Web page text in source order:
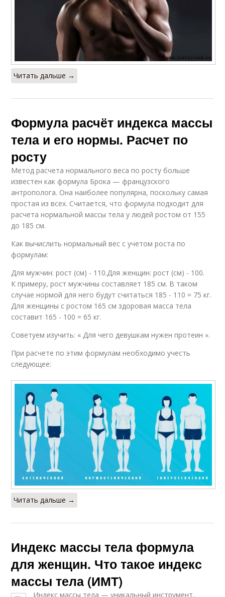
Читать дальше →
Формула расчёт индекса массы
тела и его нормы. Расчет по
росту
Метод расчета нормального веса по росту больше
известен как формула Брока — французского
антрополога. Она наиболее популярна, поскольку самая
простая из всех. Считается, что формула подходит для
расчета нормальной массы тела у людей ростом от 155
до 185 см.
Как вычислить нормальный вес с учетом роста по
формулам:
Для мужчин: рост (см) - 110.Для женщин: рост (см) - 100.
К примеру, рост мужчины составляет 185 см. В таком
случае нормой для него будут считаться 185 - 110 = 75 кг.
Для женщины с ростом 165 см здоровая масса тела
составит 165 - 100 = 65 кг.
Советуем изучить: « Для чего девушкам нужен протеин ».
При расчете по этим формулам необходимо учесть
следующее:
Читать дальше →
Индекс массы тела формула
для женщин. Что такое индекс
массы тела (ИМТ)
Индекс массы тела — уникальный инструмент,